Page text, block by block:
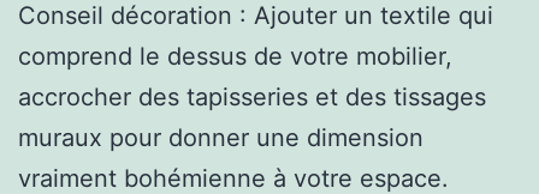
Conseil décoration : Ajouter un textile qui
comprend le dessus de votre mobilier,
accrocher des tapisseries et des tissages
muraux pour donner une dimension
vraiment bohémienne à votre espace.